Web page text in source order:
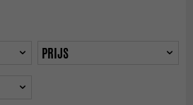
PRIJS